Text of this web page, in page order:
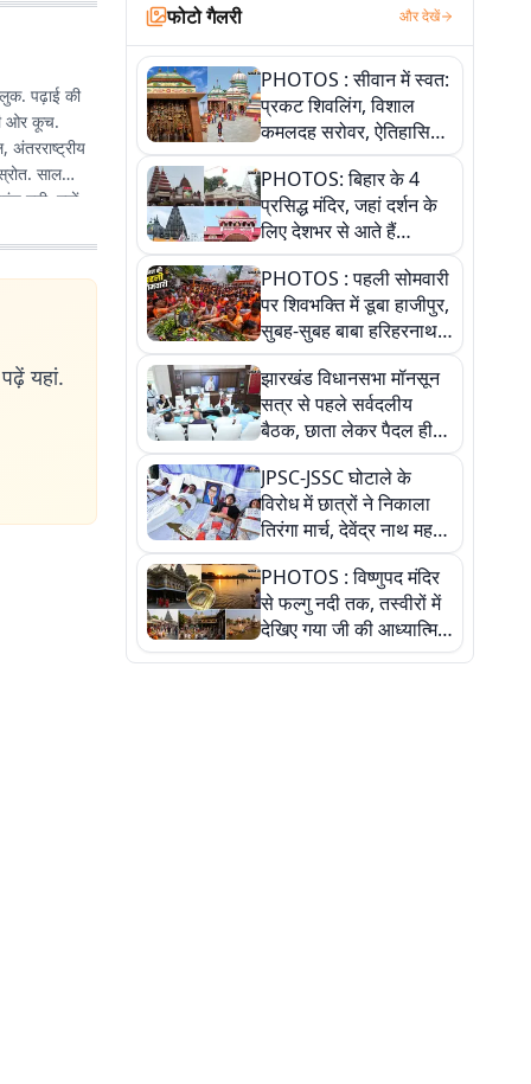
पढ़ाई की
ओर कूच.
साल
गयी. ज्यों-
यहां.
फोटो गैलरी और देखें
PHOTOS : सीवान में स्वत:
प्रकट शिवलिंग, विशाल
कमलदह सरोवर, ऐतिहासिक
महेंद्रनाथ मंदिर और घंटाघर
की कहानी, तस्वीरों में देखिए
PHOTOS: बिहार के 4
प्रसिद्ध मंदिर, जहां दर्शन के
लिए देशभर से आते हैं
श्रद्धालु, जानिए इनकी
खासियत
PHOTOS : पहली सोमवारी
पर शिवभक्ति में डूबा हाजीपुर,
सुबह-सुबह बाबा हरिहरनाथ
मंदिर पहुंचे तेजस्वी, 10
तस्वीरों में देखें नजारा
झारखंड विधानसभा मॉनसून
सत्र से पहले सर्वदलीय
बैठक, छाता लेकर पैदल ही
सत्ता पक्ष की मीटिंग में पहुंचे
सीएम, देखें तस्वीरें
JPSC-JSSC घोटाले के
विरोध में छात्रों ने निकाला
तिरंगा मार्च, देवेंद्र नाथ महतो
ने किया जल ग्रहण, देखें
तस्वीरें
PHOTOS : विष्णुपद मंदिर
से फल्गु नदी तक, तस्वीरों में
देखिए गया जी की आध्यात्मिक
पहचान